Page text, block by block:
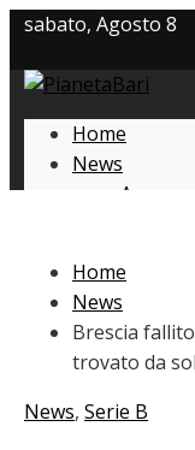
sabato, Agosto 8
Privacy policy
Cookie Policy
Home
News
Giovanili
Le
Interviste
Focus
Calciomercato
Home
News
Brescia
trovato da
News, Serie B